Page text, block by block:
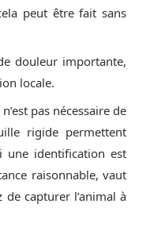
peut être fait sans
douleur importante,
locale.
pas nécessaire de
rigide permettent
une identification est
raisonnable, vaut
de capturer l’animal à